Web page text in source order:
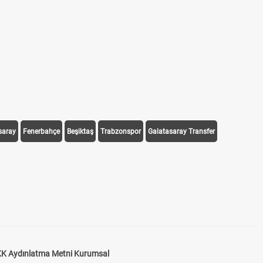
Fenerbahçe Beşiktaş Trabzonspor Galatasaray Transfer
Aydınlatma Metni Kurumsal